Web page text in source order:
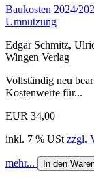
Baukosten 2024/
Umnutzung
Edgar Schmitz,
Wingen Verlag
Vollständig neu
Kostenwerte für...
EUR 34,00
inkl. 7 % USt zzgl.
mehr... In den